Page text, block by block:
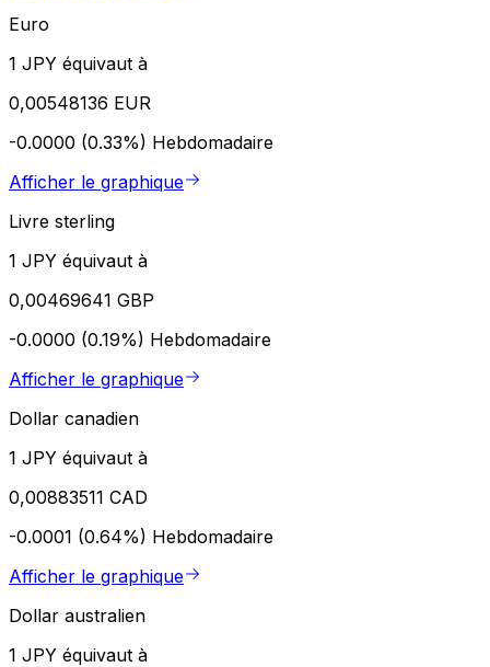
Euro
1 JPY équivaut à
0,00548136 EUR
-0.0000 (0.33%) Hebdomadaire
Afficher le graphique
Livre sterling
1 JPY équivaut à
0,00469641 GBP
-0.0000 (0.19%) Hebdomadaire
Afficher le graphique
Dollar canadien
1 JPY équivaut à
0,00883511 CAD
-0.0001 (0.64%) Hebdomadaire
Afficher le graphique
Dollar australien
1 JPY équivaut à